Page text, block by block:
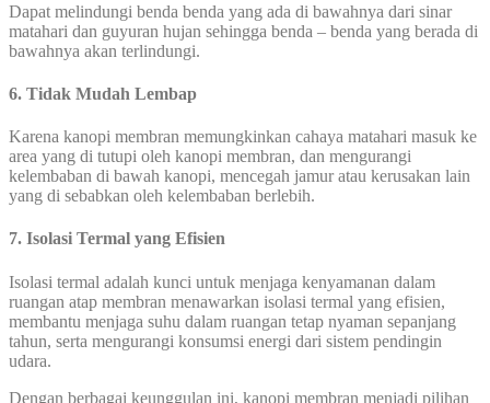
Dapat melindungi benda benda yang ada di bawahnya dari sinar
matahari dan guyuran hujan sehingga benda – benda yang berada di
bawahnya akan terlindungi.
6. Tidak Mudah Lembap
Karena kanopi membran memungkinkan cahaya matahari masuk ke
area yang di tutupi oleh kanopi membran, dan mengurangi
kelembaban di bawah kanopi, mencegah jamur atau kerusakan lain
yang di sebabkan oleh kelembaban berlebih.
7. Isolasi Termal yang Efisien
Isolasi termal adalah kunci untuk menjaga kenyamanan dalam
ruangan atap membran menawarkan isolasi termal yang efisien,
membantu menjaga suhu dalam ruangan tetap nyaman sepanjang
tahun, serta mengurangi konsumsi energi dari sistem pendingin
udara.
Dengan berbagai keunggulan ini, kanopi membran menjadi pilihan